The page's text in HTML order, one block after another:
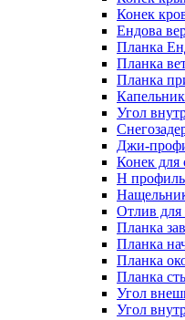
Конек
Ендова
Планка
Планка
Планка
Угол
Джи-
Конек для
Н
Отлив для
Планка
Планка
Планка
Планка
Угол
Угол